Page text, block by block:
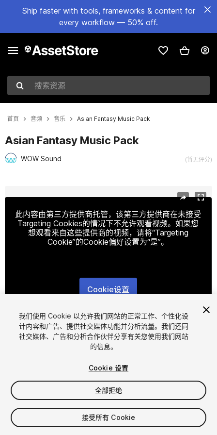
Ship faster with tools, frameworks & content for
every workflow — 50% off.
搜索资源
首页 音频 音乐 Asian Fantasy Music Pack
Asian Fantasy Music Pack
WOW Sound (暂无评分)
此内容由第三方提供商托管，该第三方提供商在未接受
Targeting Cookies的情况下不允许观看视频。如果您
想观看来自这些提供商的视频，请将“Targeting
Cookie”的Cookie偏好设置为“是”。
Cookie设置
1/3
$19
增值税将在结算时计算
我们使用 Cookie 以允许我们网站的正常工作、个性化设
计内容和广告、提供社交媒体功能并分析流量。我们还同
社交媒体、广告和分析合作伙伴分享有关您使用我们网站
的信息。
Cookie 设置
全部拒绝
接受所有 Cookie